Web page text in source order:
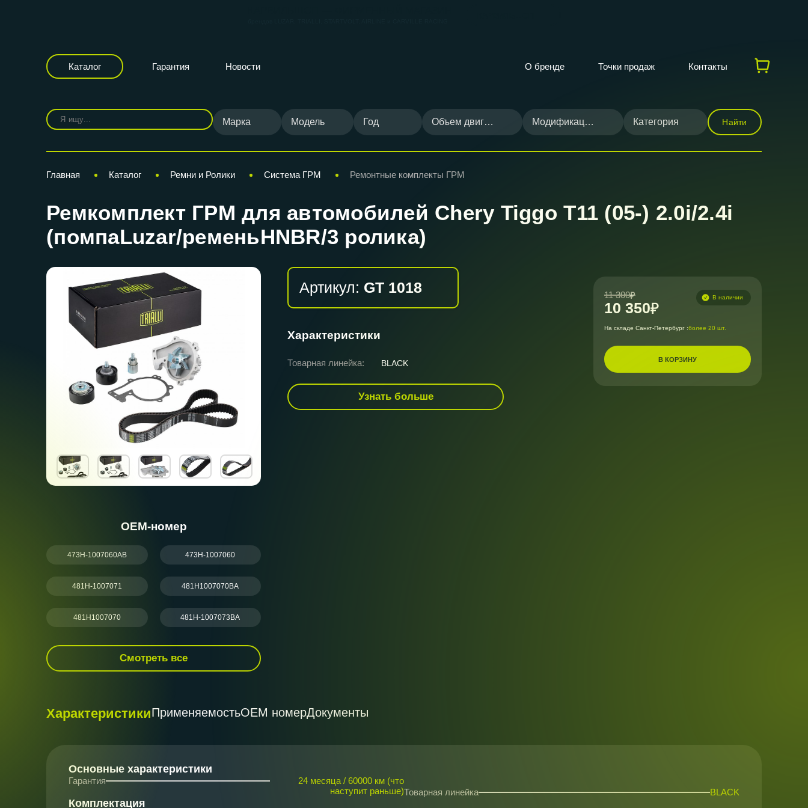
Каталог Гарантия Новости О бренде Точки продаж Контакты
Марка Модель Год Объем двигателя Модификация Категория Найти
Главная Каталог Ремни и Ролики Система ГРМ Ремонтные комплекты ГРМ
Ремкомплект ГРМ для автомобилей Chery Tiggo T11 (05-) 2.0i/2.4i
(помпаLuzar/ременьHNBR/3 ролика)
Артикул: GT 1018
Характеристики
Товарная линейка: BLACK
Узнать больше
11 300
10 350
В наличии
На складе Санкт-Петербург :более 20 шт.
В КОРЗИНУ
ОЕМ-номер
473H-1007060AB 473H-1007060
481H-1007071 481H1007070BA
481H1007070 481H-1007073BA
Смотреть все
ХарактеристикиПрименяемостьОЕМ номерДокументы
Основные характеристики
Гарантия
24 месяца / 60000 км (что
наступит раньше)Товарная линейка BLACK
Комплектация